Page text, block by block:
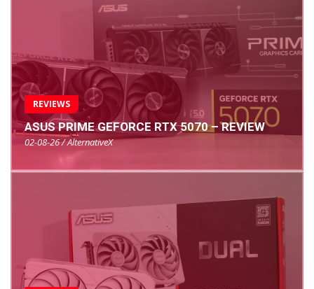
REVIEWS
ASUS PRIME GEFORCE RTX 5070 – REVIEW
02-08-26 / AlternativeX